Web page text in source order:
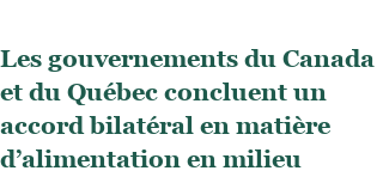
Les gouvernements du Canada
et du Québec concluent un
accord bilatéral en matière
d’alimentation en milieu